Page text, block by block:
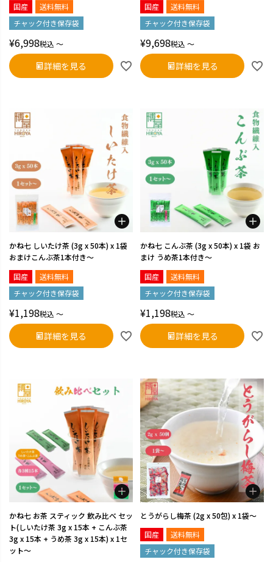
国産
送料無料
チャック付き保存袋
¥6,998税込 〜
詳細を見る
国産
送料無料
チャック付き保存袋
¥9,698税込 〜
詳細を見る
かね七 しいたけ茶 (3g x 50本) x 1袋
おまけこんぶ茶1本付き～
国産
送料無料
チャック付き保存袋
¥1,198税込 〜
詳細を見る
かね七 こんぶ茶 (3g x 50本) x 1袋 お
まけ うめ茶1本付き～
国産
送料無料
チャック付き保存袋
¥1,198税込 〜
詳細を見る
かね七 お茶 スティック 飲み比べ セッ
ト(しいたけ茶 3g x 15本 + こんぶ茶
3g x 15本 + うめ茶 3g x 15本) x 1セ
ット～
とうがらし梅茶 (2g x 50包) x 1袋～
国産
送料無料
チャック付き保存袋